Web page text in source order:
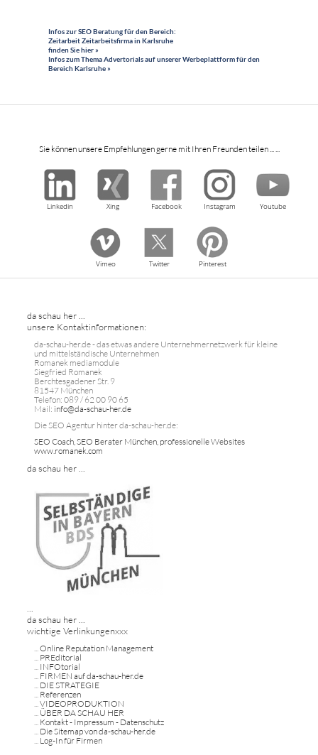
Infos zur SEO Beratung für den Bereich:
Zeitarbeit Zeitarbeitsfirma in Karlsruhe
finden Sie hier »
Infos zum Thema Advertorials auf unserer Werbeplattform für den
Bereich Karlsruhe »
Sie können unsere Empfehlungen gerne mit Ihren Freunden teilen ... ...
Linkedin Xing Facebook Instagram Youtube
Vimeo Twitter Pinterest
da schau her ...
unsere Kontaktinformationen:
da-schau-her.de - das etwas andere Unternehmernetzwerk für kleine
und mittelständische Unternehmen
Romanek mediamodule
Siegfried Romanek
Berchtesgadener Str. 9
81547 München
Telefon: 089 / 62 00 90 65
Mail: info@da-schau-her.de
Die SEO Agentur hinter da-schau-her.de:
SEO Coach, SEO Berater München, professionelle Websites
www.romanek.com
da schau her ...
...
da schau her ...
wichtige Verlinkungenxxx
...Online Reputation Management
... PREditorial
... INFOtorial
... FIRMEN auf da-schau-her.de
... DIE STRATEGIE
... Referenzen
...VIDEOPRODUKTION
... ÜBER DA SCHAU HER
... Kontakt - Impressum - Datenschutz
... Die Sitemap von da-schau-her.de
... Log-In für Firmen